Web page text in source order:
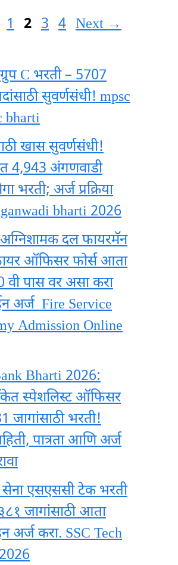
Page
1 Page
2 Page
3 Page
4 Next→
C भरती – 5707
सुवर्णसंधी! mpsc
bharti
खास सुवर्णसंधी!
4,943 अंगणवाडी
भरती; अर्ज प्रक्रिया
bharti 2026
अग्निशामक दल फायरमॅन
ऑफिसर फोर्स आता
पास वर असा करा
अर्ज Fire Service
Admission Online
Bharti 2026:
स्पेशलिस्ट ऑफिसर
जागांसाठी भरती!
पात्रता आणि अर्ज
सेना एसएससी टेक भरती
जागांसाठी आता
अर्ज करा. SSC Tech